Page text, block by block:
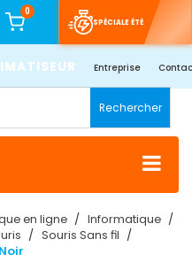
0
SPÉCIALE ÉTÉ
Entreprise
Rechercher
en ligne
Informatique
Souris Sans fil